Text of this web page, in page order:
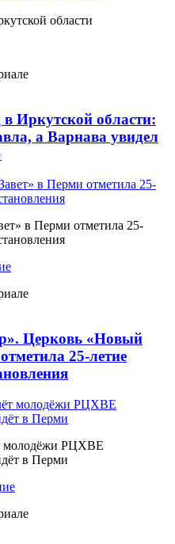
области
Иркутской области:
а Варнава увидел
в Перми отметила 25-
Церковь «Новый
25-летие
молодёжи РЦХВЕ
в Перми